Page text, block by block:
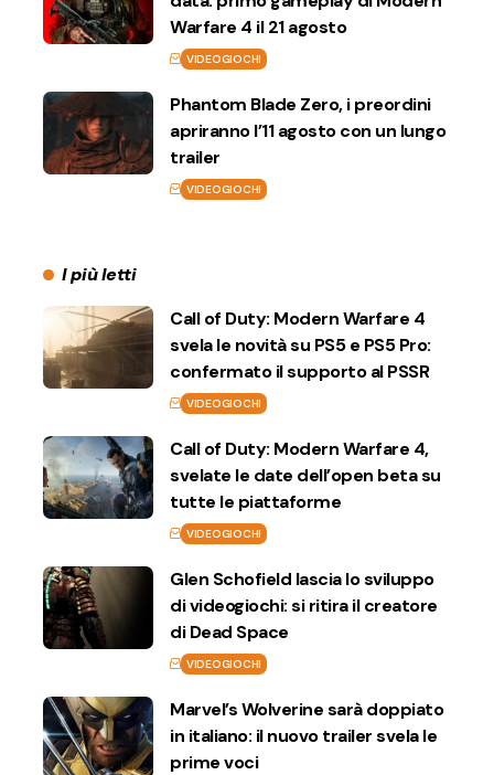
Warfare 4 il 21 agosto
VIDEOGIOCHI
Phantom Blade Zero, i preordini
apriranno l’11 agosto con un lungo
trailer
VIDEOGIOCHI
I più letti
Call of Duty: Modern Warfare 4
svela le novità su PS5 e PS5 Pro:
confermato il supporto al PSSR
VIDEOGIOCHI
Call of Duty: Modern Warfare 4,
svelate le date dell’open beta su
tutte le piattaforme
VIDEOGIOCHI
Glen Schofield lascia lo sviluppo
di videogiochi: si ritira il creatore
di Dead Space
VIDEOGIOCHI
Marvel’s Wolverine sarà doppiato
in italiano: il nuovo trailer svela le
prime voci